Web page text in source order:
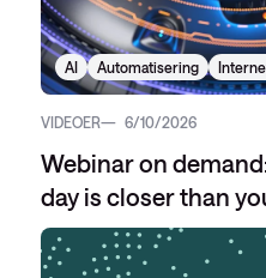
AI Automatisering
VIDEOER 6/10/2026
Webinar on
day is closer than